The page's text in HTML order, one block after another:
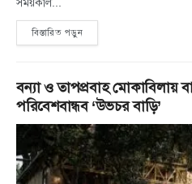
বিস্তারিত পড়ুন
বন্যা ও তাপপ্রবাহ মোকাবিলায়
পরিবেশবান্ধব ‘উভচর বাড়ি’